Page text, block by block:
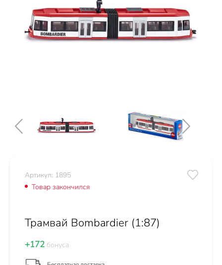
Артикул: 1895
Товар закончился
Трамвай Bombardier (1:87)
+172 бонуса